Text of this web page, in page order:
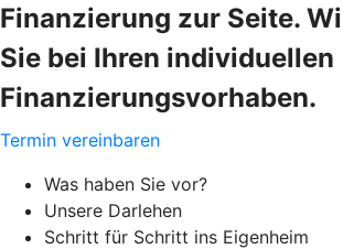
Finanzierung zur Seite.
Sie bei Ihren individuellen
Finanzierungsvorhaben.
Termin vereinbaren
Was haben Sie vor?
Unsere Darlehen
Schritt für Schritt ins Eigenheim